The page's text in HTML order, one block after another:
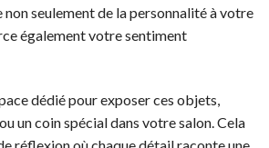
non seulement de la personnalité à votre
également votre sentiment
dédié pour exposer ces objets,
un coin spécial dans votre salon. Cela